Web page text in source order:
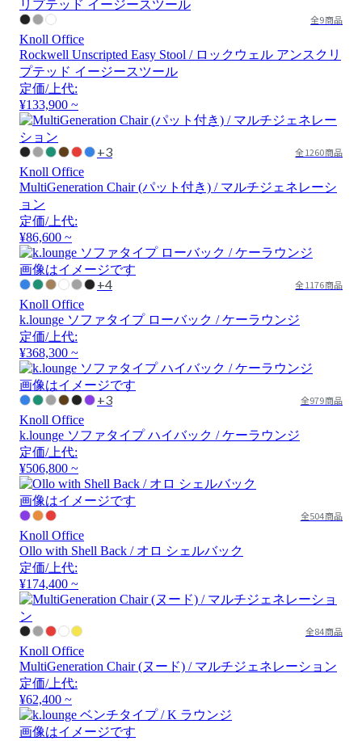
全9商品
Knoll Office
Rockwell Unscripted Easy Stool / ロックウェル アンスクリ
プテッド イージースツール
定価/上代:
¥133,900 ~
+3 全1260商品
Knoll Office
MultiGeneration Chair (パット付き) / マルチジェネレーシ
ョン
定価/上代:
¥86,600 ~
画像はイメージです
+4 全1176商品
Knoll Office
k.lounge ソファタイプ ローバック / ケーラウンジ
定価/上代:
¥368,300 ~
画像はイメージです
+3 全979商品
Knoll Office
k.lounge ソファタイプ ハイバック / ケーラウンジ
定価/上代:
¥506,800 ~
画像はイメージです
全504商品
Knoll Office
Ollo with Shell Back / オロ シェルバック
定価/上代:
¥174,400 ~
全84商品
Knoll Office
MultiGeneration Chair (ヌード) / マルチジェネレーション
定価/上代:
¥62,400 ~
画像はイメージです